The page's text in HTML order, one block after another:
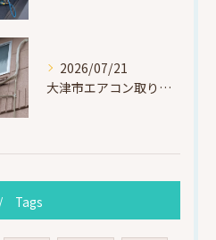
2026/07/21
大津市エアコン取り付け｜他社で断られたマンション3階の壁面アングル高所作業（ハイセンス HA-J22H-W・プレジーオビワコ）
Tags